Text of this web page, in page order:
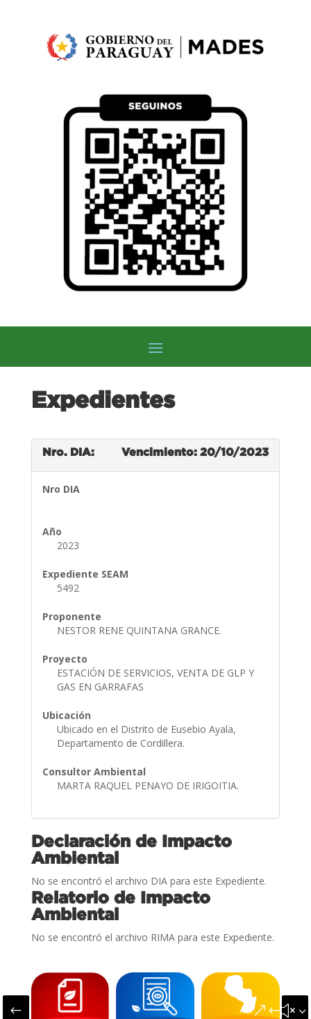
Expedientes
Nro. DIA: Vencimiento: 20/10/2023
Nro DIA
Año
2023
Expediente SEAM
5492
Proponente
NESTOR RENE QUINTANA GRANCE.
Proyecto
ESTACIÓN DE SERVICIOS, VENTA DE GLP Y
GAS EN GARRAFAS
Ubicación
Ubicado en el Distrito de Eusebio Ayala,
Departamento de Cordillera.
Consultor Ambiental
MARTA RAQUEL PENAYO DE IRIGOITIA.
Declaración de Impacto
Ambiental
No se encontró el archivo DIA para este Expediente.
Relatorio de Impacto
Ambiental
No se encontró el archivo RIMA para este Expediente.
#